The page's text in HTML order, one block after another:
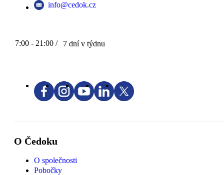
info@cedok.cz
7:00 - 21:00 / 7 dní v týdnu
O Čedoku
O společnosti
Pobočky